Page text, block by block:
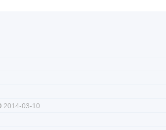
2014-03-10